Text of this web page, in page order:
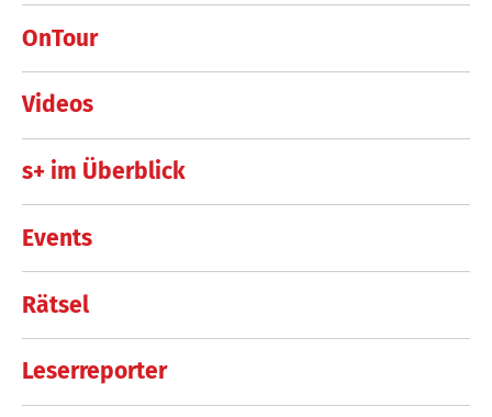
OnTour
Videos
s+ im Überblick
Events
Rätsel
Leserreporter